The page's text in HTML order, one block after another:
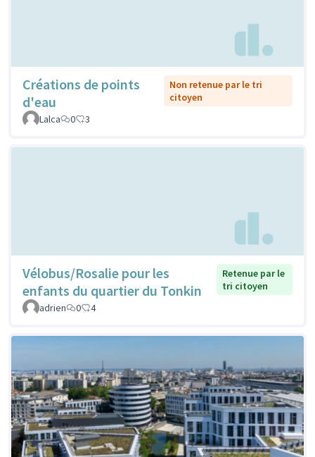
Créations de points
d'eau
Non retenue par le tri
citoyen
Lalca
0 3
Vélobus/Rosalie pour les
enfants du quartier du Tonkin
Retenue par le
tri citoyen
adrien
0 4